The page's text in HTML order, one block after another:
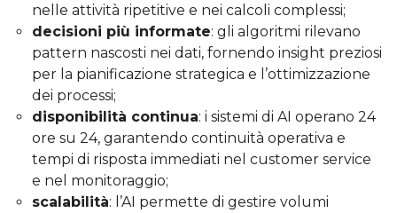
nelle attività ripetitive e nei calcoli complessi;
decisioni più informate: gli algoritmi rilevano
pattern nascosti nei dati, fornendo insight preziosi
per la pianificazione strategica e l’ottimizzazione
dei processi;
disponibilità continua: i sistemi di AI operano 24
ore su 24, garantendo continuità operativa e
tempi di risposta immediati nel customer service
e nel monitoraggio;
scalabilità: l’AI permette di gestire volumi